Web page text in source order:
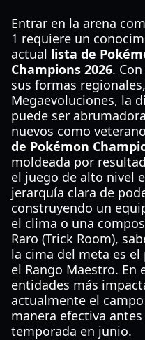
Entrar en la arena
1 requiere un
actual lista de
Champions 2026.
sus formas
Megaevoluciones, la
puede ser
nuevos como
de Pokémon
moldeada por
el juego de alto nivel
jerarquía clara de
construyendo un
el clima o una
Raro (Trick Room),
la cima del meta es
el Rango Maestro. En
entidades más
actualmente el
manera efectiva
temporada en junio.